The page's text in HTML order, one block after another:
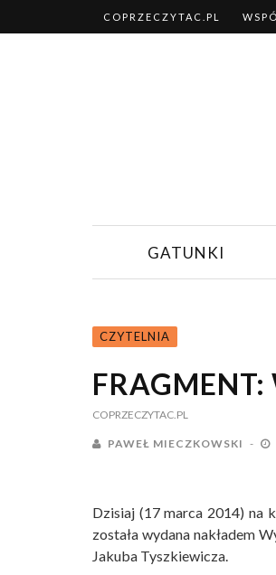
COPRZECZYTAC.PL
GATUNKI
CZYTELNIA
COPRZECZYTAC.PL
PAWEŁ MIECZKOWSKI
Dzisiaj (17 marca 2014) na
została wydana nakładem
Jakuba Tyszkiewicza.